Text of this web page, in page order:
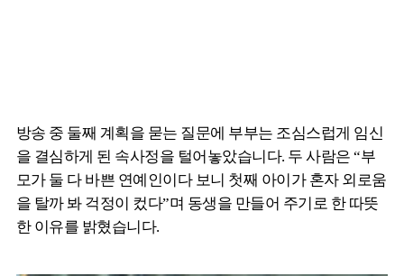
방송 중 둘째 계획을 묻는 질문에 부부는 조심스럽게 임신
을 결심하게 된 속사정을 털어놓았습니다. 두 사람은 “부
모가 둘 다 바쁜 연예인이다 보니 첫째 아이가 혼자 외로움
을 탈까 봐 걱정이 컸다”며 동생을 만들어 주기로 한 따뜻
한 이유를 밝혔습니다.